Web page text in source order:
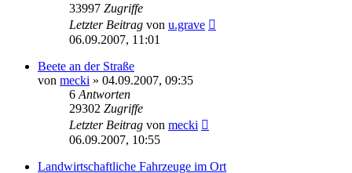
33997 Zugriffe
Letzter Beitrag von u.grave
06.09.2007, 11:01
Beete an der Straße
von mecki » 04.09.2007, 09:35
6 Antworten
29302 Zugriffe
Letzter Beitrag von mecki
06.09.2007, 10:55
Landwirtschaftliche Fahrzeuge im Ort